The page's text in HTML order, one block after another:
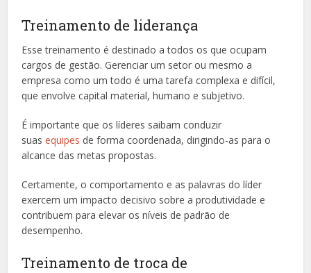
Treinamento de liderança
Esse treinamento é destinado a todos os que ocupam
cargos de gestão. Gerenciar um setor ou mesmo a
empresa como um todo é uma tarefa complexa e difícil,
que envolve capital material, humano e subjetivo.
É importante que os líderes saibam conduzir
suasequipes de forma coordenada, dirigindo-as para o
alcance das metas propostas.
Certamente, o comportamento e as palavras do líder
exercem um impacto decisivo sobre a produtividade e
contribuem para elevar os níveis de padrão de
desempenho.
Treinamento de troca de